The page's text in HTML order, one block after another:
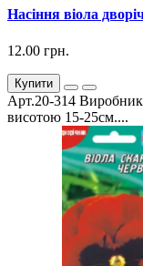
Насіння віола
12.00 грн.
Купити
Арт.20-314 Виробник
висотою 15-25см....